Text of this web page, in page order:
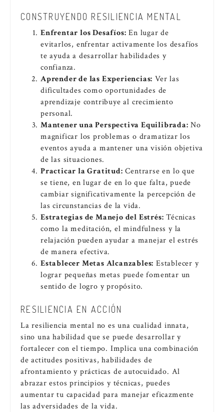
CONSTRUYENDO RESILIENCIA MENTAL
Enfrentar los Desafíos: En lugar de
evitarlos, enfrentar activamente los desafíos
te ayuda a desarrollar habilidades y
confianza.
Aprender de las Experiencias: Ver las
dificultades como oportunidades de
aprendizaje contribuye al crecimiento
personal.
Mantener una Perspectiva Equilibrada: No
magnificar los problemas o dramatizar los
eventos ayuda a mantener una visión objetiva
de las situaciones.
Practicar la Gratitud: Centrarse en lo que
se tiene, en lugar de en lo que falta, puede
cambiar significativamente la percepción de
las circunstancias de la vida.
Estrategias de Manejo del Estrés: Técnicas
como la meditación, el mindfulness y la
relajación pueden ayudar a manejar el estrés
de manera efectiva.
Establecer Metas Alcanzables: Establecer y
lograr pequeñas metas puede fomentar un
sentido de logro y propósito.
RESILIENCIA EN ACCIÓN
La resiliencia mental no es una cualidad innata,
sino una habilidad que se puede desarrollar y
fortalecer con el tiempo. Implica una combinación
de actitudes positivas, habilidades de
afrontamiento y prácticas de autocuidado. Al
abrazar estos principios y técnicas, puedes
aumentar tu capacidad para manejar eficazmente
las adversidades de la vida.